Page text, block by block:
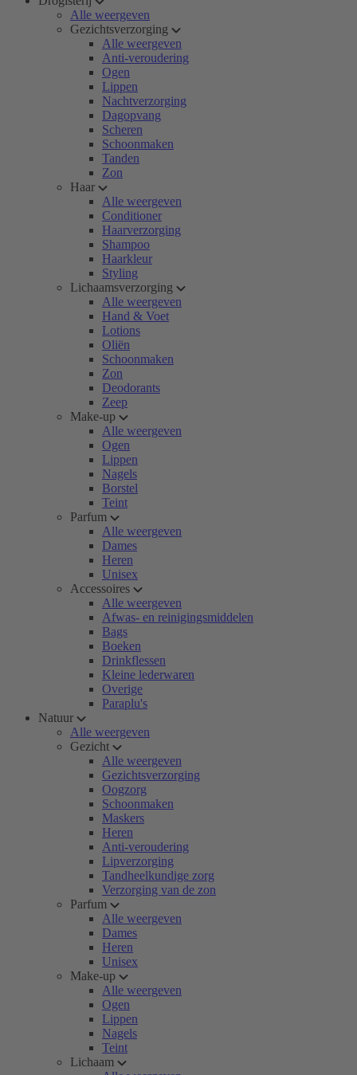
Alle weergeven
Gezichtsverzorging
Alle weergeven
Anti-veroudering
Ogen
Lippen
Nachtverzorging
Dagopvang
Scheren
Schoonmaken
Tanden
Zon
Haar
Alle weergeven
Conditioner
Haarverzorging
Shampoo
Haarkleur
Styling
Lichaamsverzorging
Alle weergeven
Hand & Voet
Lotions
Oliën
Schoonmaken
Zon
Deodorants
Zeep
Make-up
Alle weergeven
Ogen
Lippen
Nagels
Borstel
Teint
Parfum
Alle weergeven
Dames
Heren
Unisex
Accessoires
Alle weergeven
Afwas- en reinigingsmiddelen
Bags
Boeken
Drinkflessen
Kleine lederwaren
Overige
Paraplu's
Natuur
Alle weergeven
Gezicht
Alle weergeven
Gezichtsverzorging
Oogzorg
Schoonmaken
Maskers
Heren
Anti-veroudering
Lipverzorging
Tandheelkundige zorg
Verzorging van de zon
Parfum
Alle weergeven
Dames
Heren
Unisex
Make-up
Alle weergeven
Ogen
Lippen
Nagels
Teint
Lichaam